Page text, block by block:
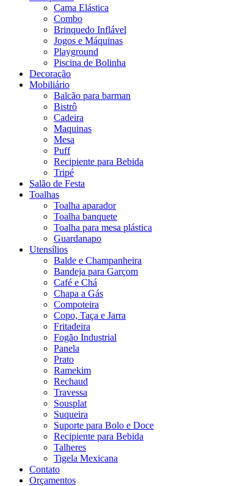
Cama Elástica
Combo
Brinquedo Inflável
Jogos e Máquinas
Playground
Piscina de Bolinha
Decoração
Mobiliário
Balcão para barman
Bistrô
Cadeira
Maquinas
Mesa
Puff
Recipiente para Bebida
Tripé
Salão de Festa
Toalhas
Toalha aparador
Toalha banquete
Toalha para mesa plástica
Guardanapo
Utensílios
Balde e Champanheira
Bandeja para Garçom
Café e Chá
Chapa a Gás
Compoteira
Copo, Taça e Jarra
Fritadeira
Fogão Industrial
Panela
Prato
Ramekim
Rechaud
Travessa
Sousplat
Suqueira
Suporte para Bolo e Doce
Recipiente para Bebida
Talheres
Tigela Mexicana
Contato
Orçamentos